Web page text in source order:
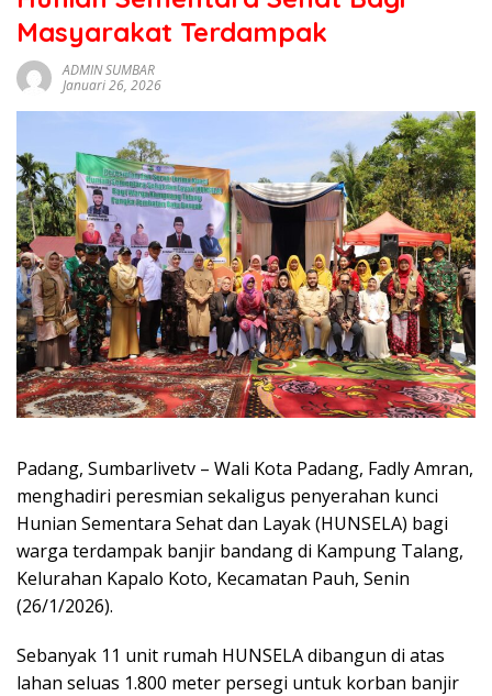
sumbar
tv
Masyarakat Terdampak
ADMIN SUMBAR
Januari 26, 2026
Padang, Sumbarlivetv – Wali Kota Padang, Fadly Amran,
menghadiri peresmian sekaligus penyerahan kunci
Hunian Sementara Sehat dan Layak (HUNSELA) bagi
warga terdampak banjir bandang di Kampung Talang,
Kelurahan Kapalo Koto, Kecamatan Pauh, Senin
(26/1/2026).
Sebanyak 11 unit rumah HUNSELA dibangun di atas
lahan seluas 1.800 meter persegi untuk korban banjir